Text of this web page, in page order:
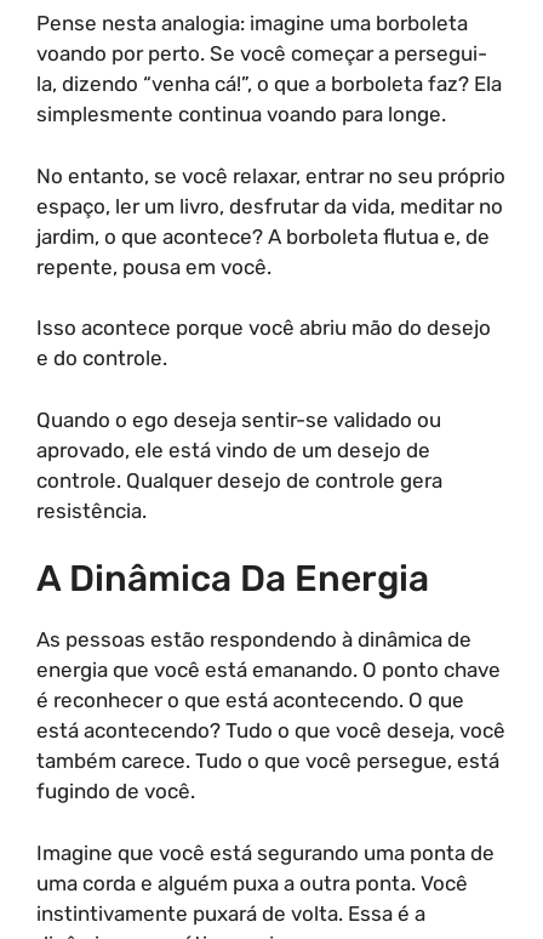
Pense nesta analogia: imagine uma borboleta
voando por perto. Se você começar a persegui-
la, dizendo “venha cá!”, o que a borboleta faz? Ela
simplesmente continua voando para longe.
No entanto, se você relaxar, entrar no seu próprio
espaço, ler um livro, desfrutar da vida, meditar no
jardim, o que acontece? A borboleta flutua e, de
repente, pousa em você.
Isso acontece porque você abriu mão do desejo
e do controle.
Quando o ego deseja sentir-se validado ou
aprovado, ele está vindo de um desejo de
controle. Qualquer desejo de controle gera
resistência.
A Dinâmica Da Energia
As pessoas estão respondendo à dinâmica de
energia que você está emanando. O ponto chave
é reconhecer o que está acontecendo. O que
está acontecendo? Tudo o que você deseja, você
também carece. Tudo o que você persegue, está
fugindo de você.
Imagine que você está segurando uma ponta de
uma corda e alguém puxa a outra ponta. Você
instintivamente puxará de volta. Essa é a